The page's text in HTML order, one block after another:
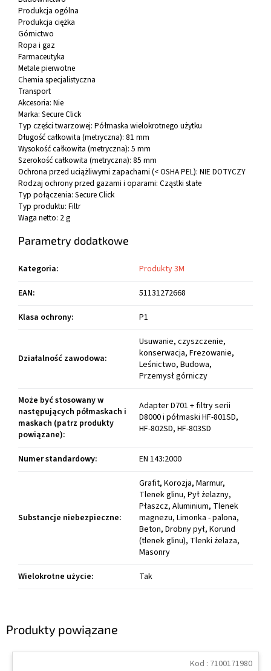
Produkty powiązane
Kod : 7100171980
Produkcja ogólna
Produkcja ciężka
Górnictwo
Ropa i gaz
Farmaceutyka
Metale pierwotne
Chemia specjalistyczna
Transport
Akcesoria: Nie
Marka: Secure Click
Typ części twarzowej: Półmaska wielokrotnego użytku
Długość całkowita (metryczna): 81 mm
Wysokość całkowita (metryczna): 5 mm
Szerokość całkowita (metryczna): 85 mm
Ochrona przed uciążliwymi zapachami (< OSHA PEL): NIE DOTYCZY
Rodzaj ochrony przed gazami i oparami: Cząstki stałe
Typ połączenia: Secure Click
Typ produktu: Filtr
Waga netto: 2 g
Parametry dodatkowe
Kategoria:
Produkty 3M
EAN:
51131272668
Klasa ochrony: P1
Działalność zawodowa:
Usuwanie, czyszczenie,
konserwacja, Frezowanie,
Leśnictwo, Budowa,
Przemysł górniczy
Może być stosowany w
następujących półmaskach i
maskach (patrz produkty
powiązane):
Adapter D701 + filtry serii
D8000 i półmaski HF-801SD,
HF-802SD, HF-803SD
Numer standardowy: EN 143:2000
Substancje niebezpieczne:
Grafit, Korozja, Marmur,
Tlenek glinu, Pył żelazny,
Płaszcz, Aluminium, Tlenek
magnezu, Limonka - palona,
Beton, Drobny pył, Korund
(tlenek glinu), Tlenki żelaza,
Masonry
Wielokrotne użycie: Tak